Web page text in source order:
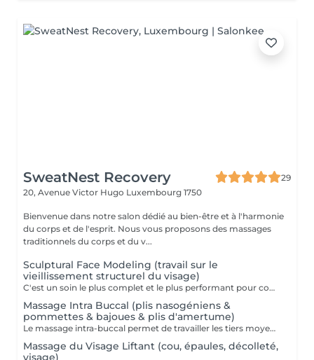
SweatNest Recovery
29
20, Avenue Victor Hugo Luxembourg 1750
Bienvenue dans notre salon dédié au bien-être et à l'harmonie
du corps et de l'esprit. Nous vous proposons des massages
traditionnels du corps et du v...
Sculptural Face Modeling (travail sur le
vieillissement structurel du visage)
C'est un soin le plus complet et le plus performant pour combattre et/ou prévenir des changements du visage, du cou et le décolleté provoqués par le vieillissement. Cette technique se base sur les connaissances d'anatomie générale, sur la compréhension des mécanismes physiologiques du vieillissement et sur l'analyse esthétique du visage. Quatre techniques sont utilisées durant ce massage : Massage mio-fascial, Massage intra-buccale, Lifting, Drainage lymphatique. Grace à ses nombreux effets, Sculptural Face Modeling rencontre beaucoup de succès parmi des adeptes des méthodes de rajeunissement naturelles et non-invasives, alternatives aux techniques de chirurgie esthétique. Prendre connaissance des contre-indications pour le massage intra buccal est important: Maladies infectieuses de la cavité buccale Maladies de la peau du visage et du décolleté Injections de produits d'acide hyaluronique dans les sillons nasogéniens au cours des 6 derniers mois Injections de fillers dans la zone des lèvres et des joues au cours des 6 derniers mois Les fils tenseurs au cours des 12 derniers mois Injections de la toxine botulique au cours des 6 derniers mois Prothèses, implantation & Extraction dentaire et dentisterie orthopédique au cours des 6 derniers mois Maladies de la glande thyroïde (glande thyroïde hypertrophiée et/ou la présence de tumeurs)
Massage Intra Buccal (plis nasogéniens &
pommettes & bajoues & plis d'amertume)
Le massage intra-buccal permet de travailler les tiers moyen et inferieur du visage qui sont particulièrement touchés par les changements dus à l'âge : plis nasogénien, bajoues, rides autour de la bouche, plis d'amertume, « peau d'orange » du menton. C'est une technique vraiment originale et subtile, qui stimule les muscles du visage par un double massage interne et externe. Le but du massage intra-buccal est d'éliminer l'hypertonie des muscles du visage, de soulager les tensions dans les zones d'attachement musculaire aux os et de diminuer les poches et les cernes sous les yeux. Note importante : le massage intra-buccal a pour but un effet esthétique mais pas thérapeutique. Il n'est pas indiqué pour soigner le bruxisme !
Massage du Visage Liftant (cou, épaules, décolleté,
visage)